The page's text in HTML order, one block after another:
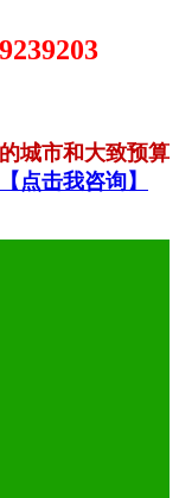
城市和大致预算
【点击我咨询】